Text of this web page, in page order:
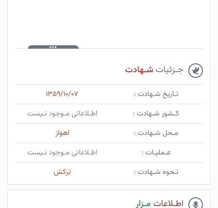
جـزئیات شـهادت
تـاریخ شـهادت :
۱۳۵۹/۱۰/۰۷
کـشور شـهادت :
اطـلاعاتی مـوجود نـیست
مـحل شـهادت :
اهواز
عـملیـات :
اطـلاعاتی مـوجود نـیست
نـحوه شـهادت :
ترکش
اطـلاعات مـزار